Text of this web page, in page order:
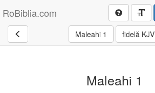
RoBiblia.com
Maleahi 1 fidelă KJV
Maleahi 1